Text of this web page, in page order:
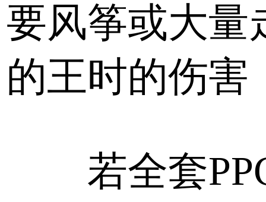
要风筝或大量
的王时的伤害
若全套